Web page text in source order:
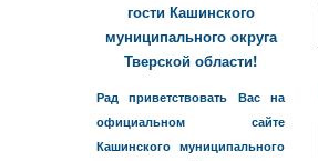
гости Кашинского
муниципального округа
Тверской области!
Рад приветствовать Вас на
официальном сайте
Кашинского муниципального